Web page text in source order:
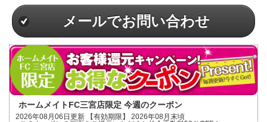
メールでお問い合わせ
ホームメイトFC三宮店限定 今週のクーポン
2026年08月06日更新 【有効期限】 2026年08月末頃